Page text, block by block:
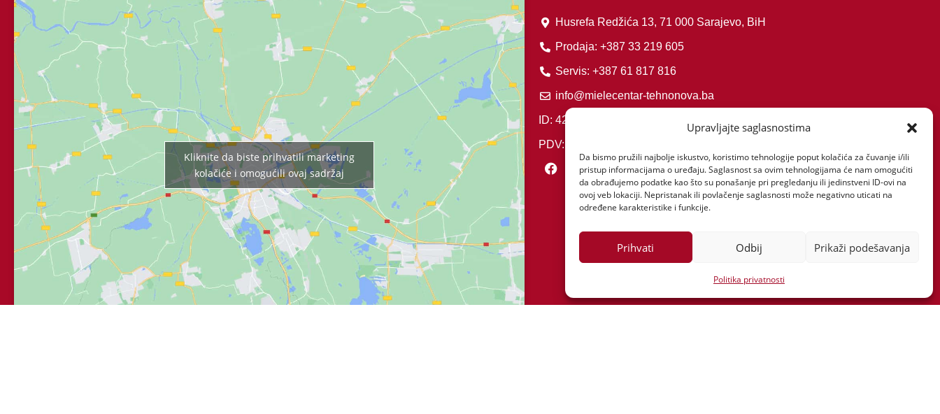
Upravljajte saglasnostima
Da bismo pružili najbolje iskustvo, koristimo tehnologije poput kolačića za čuvanje i/ili
pristup informacijama o uređaju. Saglasnost sa ovim tehnologijama će nam omogućiti
da obrađujemo podatke kao što su ponašanje pri pregledanju ili jedinstveni ID-ovi na
ovoj veb lokaciji. Nepristanak ili povlačenje saglasnosti može negativno uticati na
određene karakteristike i funkcije.
Prihvati Odbij Prikaži podešavanja
Politika privatnosti
Kliknite da biste prihvatili marketing
kolačiće i omogućili ovaj sadržaj
Husrefa Redžića 13, 71 000 Sarajevo, BiH
Prodaja: +387 33 219 605
Servis: +387 61 817 816
info@mielecentar-tehnonova.ba
ID: 4201127600007
PDV: 201127600007